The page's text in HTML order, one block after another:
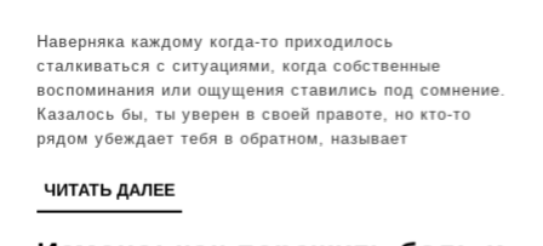
защититься
от
психологического
воздействия
Наверняка каждому когда-то приходилось
сталкиваться с ситуациями, когда собственные
воспоминания или ощущения ставились под сомнение.
Казалось бы, ты уверен в своей правоте, но кто-то
рядом убеждает тебя в обратном, называет
ЧИТАТЬ ДАЛЕЕЧИТАТЬ
ДАЛЕЕ